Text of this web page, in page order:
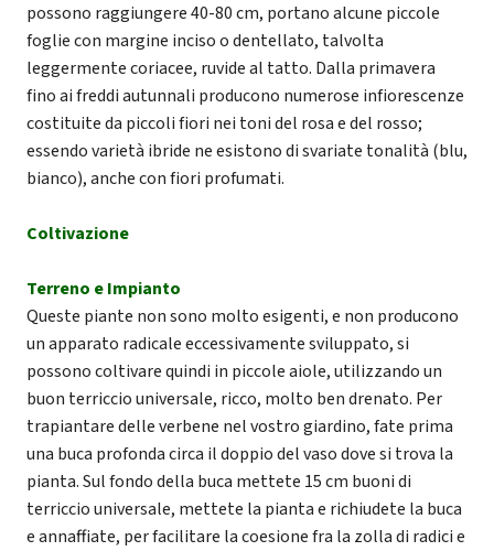
possono raggiungere 40-80 cm, portano alcune piccole
foglie con margine inciso o dentellato, talvolta
leggermente coriacee, ruvide al tatto. Dalla primavera
fino ai freddi autunnali producono numerose infiorescenze
costituite da piccoli fiori nei toni del rosa e del rosso;
essendo varietà ibride ne esistono di svariate tonalità (blu,
bianco), anche con fiori profumati.
Coltivazione
Terreno e Impianto
Queste piante non sono molto esigenti, e non producono
un apparato radicale eccessivamente sviluppato, si
possono coltivare quindi in piccole aiole, utilizzando un
buon terriccio universale, ricco, molto ben drenato. Per
trapiantare delle verbene nel vostro giardino, fate prima
una buca profonda circa il doppio del vaso dove si trova la
pianta. Sul fondo della buca mettete 15 cm buoni di
terriccio universale, mettete la pianta e richiudete la buca
e annaffiate, per facilitare la coesione fra la zolla di radici e